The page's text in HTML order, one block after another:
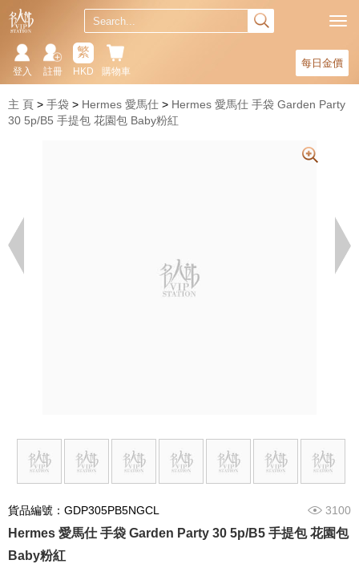
每日金價
購物車
繁
HKD
註冊
登入
主 頁 手袋 Hermes 愛馬仕
Hermes 愛馬仕 手袋 Garden Party
30 5p/B5 手提包 花園包 Baby粉紅
貨品編號：GDP305PB5NGCL 3100
Hermes 愛馬仕 手袋 Garden Party 30 5p/B5 手提包 花園包
Baby粉紅